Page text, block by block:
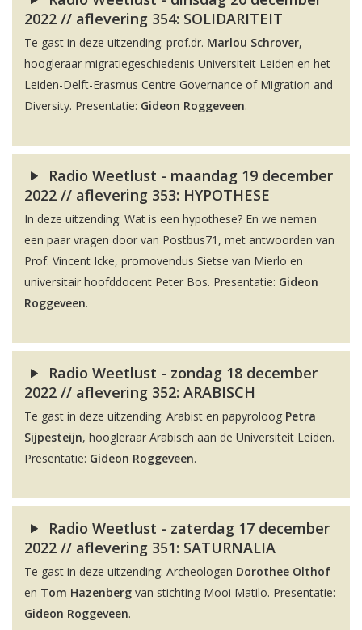
2022 // aflevering 354: SOLIDARITEIT
Te gast in deze uitzending: prof.dr. Marlou Schrover,
hoogleraar migratiegeschiedenis Universiteit Leiden en het
Leiden-Delft-Erasmus Centre Governance of Migration and
Diversity. Presentatie: Gideon Roggeveen.
Radio Weetlust - maandag 19 december
2022 // aflevering 353: HYPOTHESE
In deze uitzending: Wat is een hypothese? En we nemen
een paar vragen door van Postbus71, met antwoorden van
Prof. Vincent Icke, promovendus Sietse van Mierlo en
universitair hoofddocent Peter Bos. Presentatie: Gideon
Roggeveen.
Radio Weetlust - zondag 18 december
2022 // aflevering 352: ARABISCH
Te gast in deze uitzending: Arabist en papyroloog Petra
Sijpesteijn, hoogleraar Arabisch aan de Universiteit Leiden.
Presentatie: Gideon Roggeveen.
Radio Weetlust - zaterdag 17 december
2022 // aflevering 351: SATURNALIA
Te gast in deze uitzending: Archeologen Dorothee Olthof
en Tom Hazenberg van stichting Mooi Matilo. Presentatie:
Gideon Roggeveen.